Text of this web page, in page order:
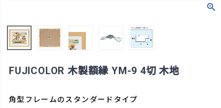
FUJICOLOR 木製額縁 YM-9 4切 木地
角型フレームのスタンダードタイプ